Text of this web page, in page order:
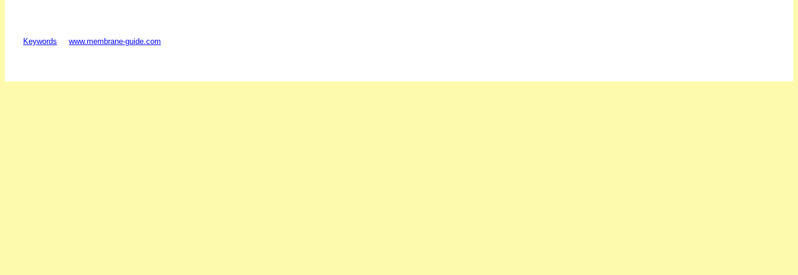
Keywords www.membrane-guide.com